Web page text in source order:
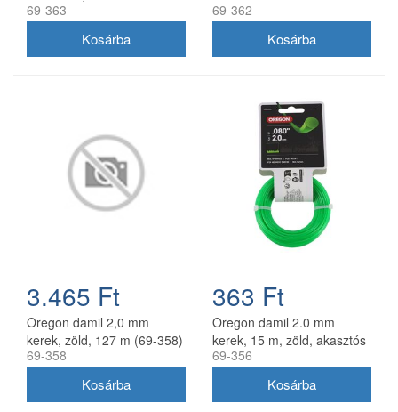
kiszerelés
69-363
kiszerelésben
69-362
3.465 Ft
Oregon damil 2,0 mm
kerek, zöld, 127 m (69-358)
69-358
363 Ft
Oregon damil 2.0 mm
kerek, 15 m, zöld, akasztós
kiszerelés
69-356